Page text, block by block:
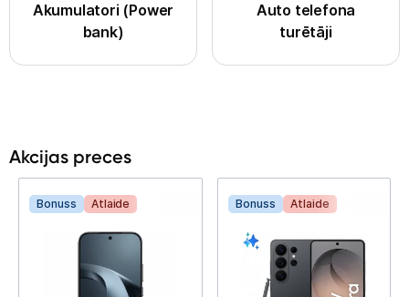
Kontakti
Informācija
Akumulatori (Power
bank)
Auto telefona
turētāji
Akcijas preces
Bonuss Atlaide Bonuss Atlaide